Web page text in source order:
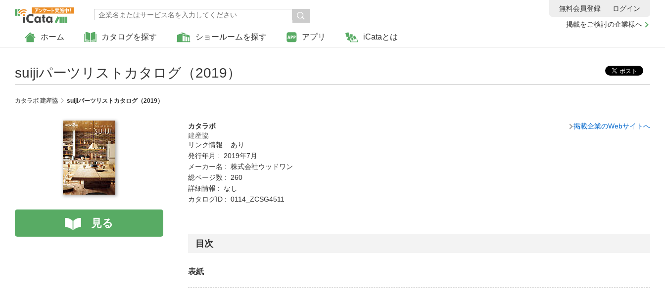
ホーム カタログを探す ショールームを探す アプリ iCataとは
掲載をご検討の企業様へ
無料会員登録 ログイン
suijiパーツリストカタログ（2019）
カタラボ 建産協 suijiパーツリストカタログ（2019）
見る
カタラボ
建産協
リンク情報 : あり
発行年月 : 2019年7月
メーカー名 : 株式会社ウッドワン
総ページ数 : 260
詳細情報 : なし
カタログID : 0114_ZCSG4511
掲載企業のWebサイトへ
目次
表紙